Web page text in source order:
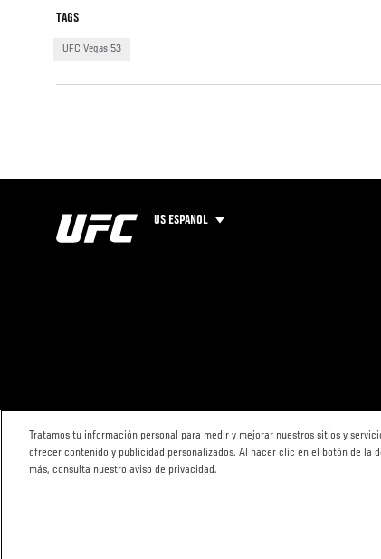
TAGS
UFC Vegas 53
US ESPANOL
Tratamos tu información personal para medir y mejorar nuestros sitios y
ofrecer contenido y publicidad personalizados. Al hacer clic en el botón de la
más, consulta nuestro aviso de privacidad.